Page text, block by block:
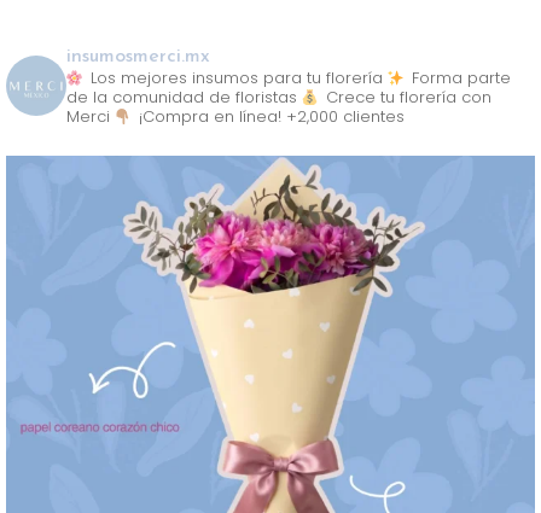
insumosmerci.mx
Los mejores insumos para tu florería
Forma parte
de la comunidad de floristas
Crece tu florería con
Merci
¡Compra en línea! +2,000 clientes